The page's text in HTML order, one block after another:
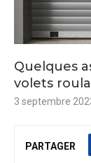
Quelques
volets
3 septembre
PARTAGER